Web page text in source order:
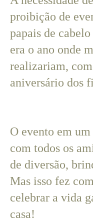
proibição de
papais de
era o ano onde
realizariam,
aniversário dos
O evento em
com todos os
de diversão,
Mas isso fez
celebrar a vida
casa!